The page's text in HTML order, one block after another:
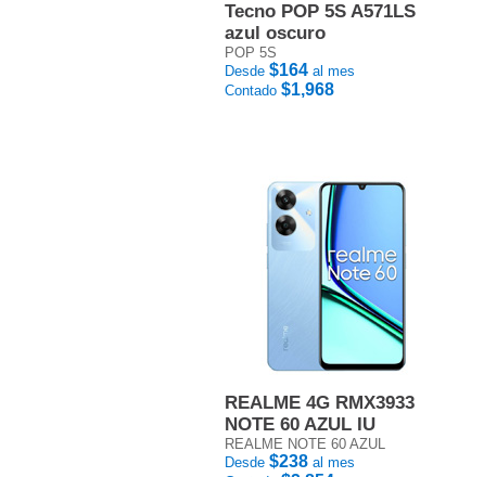
Tecno POP 5S A571LS
azul oscuro
POP 5S
Desde $164 al mes
Contado $1,968
REALME 4G RMX3933
NOTE 60 AZUL IU
REALME NOTE 60 AZUL
Desde $238 al mes